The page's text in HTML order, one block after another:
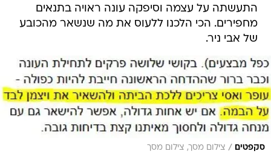
התעשתה על עצמה וסיפקה עונה ראויה בתנאים
מחפירים. הכי הלכנו ללעוס את מה שנשאר מהכובע
של אבי ניר.
סקפטים / צילום מסך, צילום מסך